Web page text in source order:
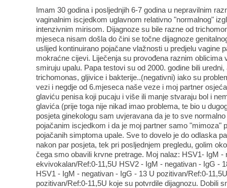
Imam 30 godina i posljednjih 6-7 godina u nepravilnim
vaginalnim iscjedkom uglavnom relativno "normalnog"
intenzivnim mirisom. Dijagnoze su bile razne od
mjeseca nisam došla do čini se točne dijagnoze
uslijed kontinuirano pojačane vlažnosti u predjelu vagine
mokraćne cijevi. Liječenja su provođena raznim oblicima
smiruju upalu. Papa testovi su od 2000. godine bili
trichomonas, gljivice i bakterije..(negativni) iako su
vezi i negdje od 6.mjeseca naše veze i moj partner
glaviću penisa koji pucaju i više ili manje stvaraju bol i
glavića (prije toga nije nikad imao problema, te bio u
posjeta ginekologu sam uvjeravana da je to sve
pojačanim iscjedkom i da je moj partner samo "mimoza"
pojačanih simptoma upale. Sve to dovelo je do odlaska
nakon par posjeta, tek pri posljednjem pregledu, golim
čega smo obavili krvne pretrage. Moj nalaz: HSV1- IgM -
ekvivokalan/Ref:0-11,5U HSV2 - IgM - negativan - IgG -
HSV1 - IgM - negativan - IgG - 13 U pozitivan/Ref:0-
pozitivan/Ref:0-11,5U koje su potvrdile dijagnozu. Dobili